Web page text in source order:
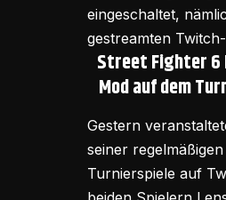
eingeschaltet,
gestreamten
Street Fighter
Mod auf dem
Gestern
seiner
Turnierspiele auf